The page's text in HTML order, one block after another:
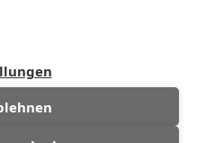
umowę
umowę